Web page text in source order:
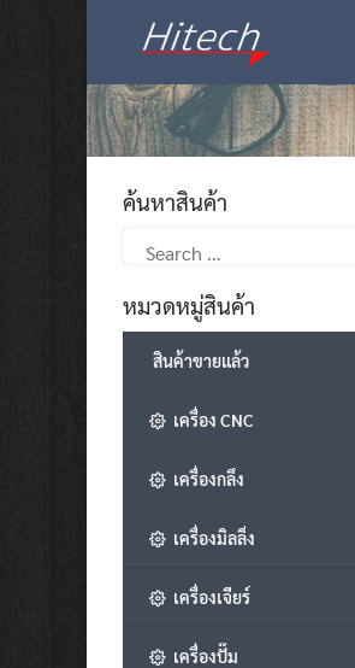
ค้นหาสินค้า
for:
หมวดหมู่สินค้า
สินค้าขายแล้ว
เครื่อง CNC
เครื่องกลึง
เครื่องมิลลิ่ง
เครื่องเจียร์
เครื่องปั๊ม